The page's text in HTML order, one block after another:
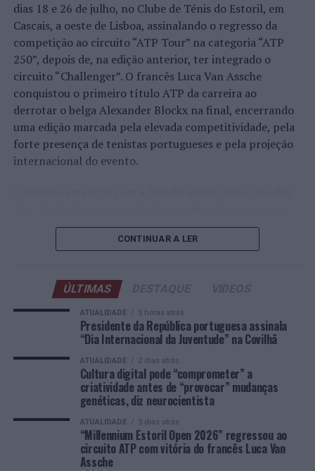
“O principal desafio é preservar a capacidade de reflexão
profunda em um contexto marcado pela abundância de
informações e pela rápida evolução tecnológica. O
potencial cognitivo humano permanece, mas o seu
desenvolvimento depende de como o cérebro é
exercitado no cotidiano”, finalizou Fabiano de Abreu
Agrela Rodrigues.
Ígor Lopes
dias 18 e 26 de julho, no Clube de Ténis do Estoril, em
Cascais, a oeste de Lisboa, assinalando o regresso da
competição ao circuito “ATP Tour” na categoria “ATP
250”, depois de, na edição anterior, ter integrado o
circuito “Challenger”. O francês Luca Van Assche
conquistou o primeiro título ATP da carreira ao
derrotar o belga Alexander Blockx na final, encerrando
uma edição marcada pela elevada competitividade, pela
forte presença de tenistas portugueses e pela projeção
internacional do evento.
de um lugar no quadro principal. A cerimónia de
abertura contou com a presença do presidente da
acompanhado pelo executivo municipal, assinalando o
início de uma competição que voltou a colocar o
concelho no centro do calendário internacional do
Apesar das desistências de última hora de jogadores
como Casper Ruud (Noruega), Alejandro Davidovich
Fokina (Espanha) e Matteo Arnaldi (Itália), a prova
apresentou um quadro competitivo de elevado nível,
liderado pelo russo Andrey Rublev, primeiro cabeça de
série, pelo italiano Luciano Darderi, pelo chileno
Alejandro Tabilo e pelo belga Alexander Blockx.
CONTINUAR A LER
ÚLTIMAS
ATUALIDADE 5 horas atrás
Presidente da República portuguesa assinala
“Dia Internacional da Juventude” na Covilhã
ATUALIDADE 2 dias atrás
Cultura digital pode “comprometer” a
criatividade antes de “provocar” mudanças
genéticas, diz neurocientista
ATUALIDADE 3 dias atrás
“Millennium Estoril Open 2026” regressou ao
circuito ATP com vitória do francês Luca Van
Assche